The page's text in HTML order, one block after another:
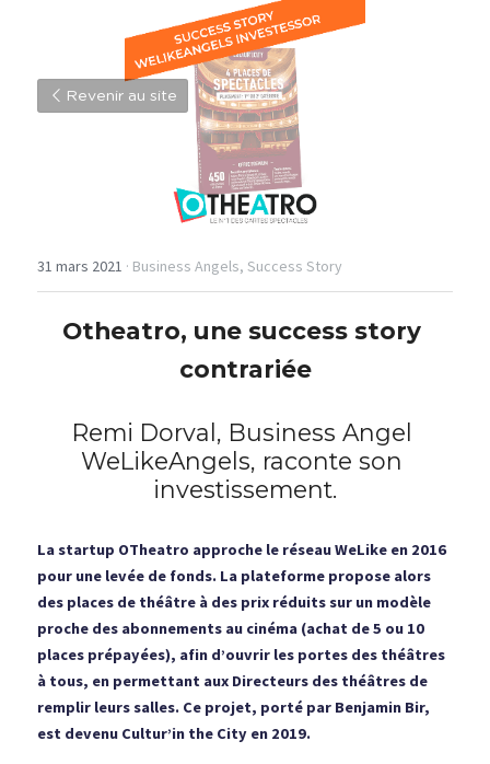
Revenir au site
31 mars 2021 · Business Angels, Success Story
Otheatro, une success story
contrariée
Remi Dorval, Business Angel
WeLikeAngels, raconte son
investissement.
La startup OTheatro approche le réseau WeLike en 2016
pour une levée de fonds. La plateforme propose alors
des places de théâtre à des prix réduits sur un modèle
proche des abonnements au cinéma (achat de 5 ou 10
places prépayées), afin d’ouvrir les portes des théâtres
à tous, en permettant aux Directeurs des théâtres de
remplir leurs salles. Ce projet, porté par Benjamin Bir,
est devenu Cultur’in the City en 2019.